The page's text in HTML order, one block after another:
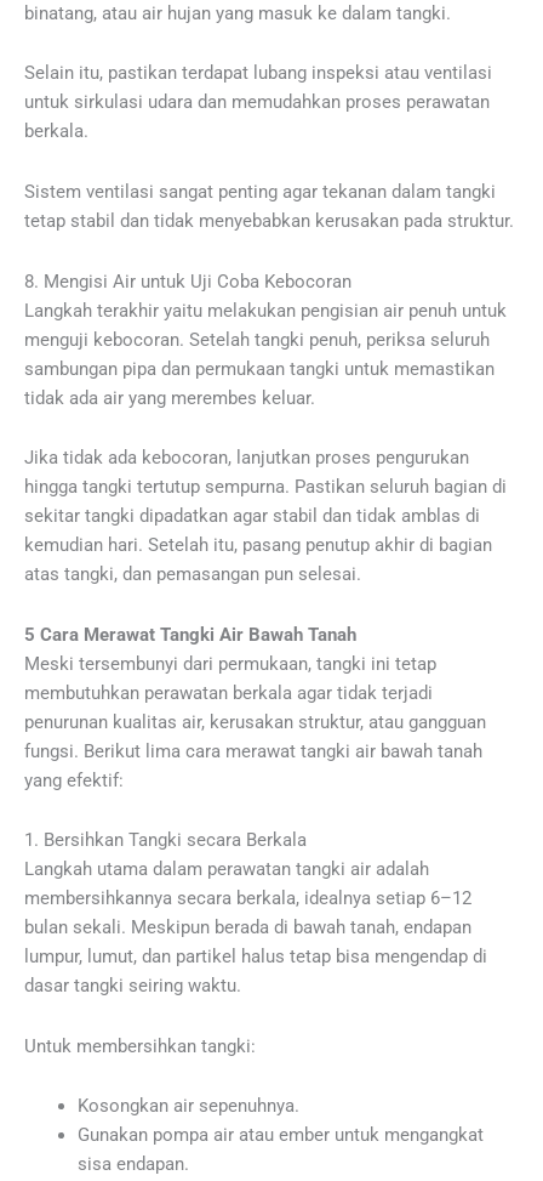
binatang, atau air hujan yang masuk ke dalam tangki.
Selain itu, pastikan terdapat lubang inspeksi atau ventilasi
untuk sirkulasi udara dan memudahkan proses perawatan
berkala.
Sistem ventilasi sangat penting agar tekanan dalam tangki
tetap stabil dan tidak menyebabkan kerusakan pada struktur.
8. Mengisi Air untuk Uji Coba Kebocoran
Langkah terakhir yaitu melakukan pengisian air penuh untuk
menguji kebocoran. Setelah tangki penuh, periksa seluruh
sambungan pipa dan permukaan tangki untuk memastikan
tidak ada air yang merembes keluar.
Jika tidak ada kebocoran, lanjutkan proses pengurukan
hingga tangki tertutup sempurna. Pastikan seluruh bagian di
sekitar tangki dipadatkan agar stabil dan tidak amblas di
kemudian hari. Setelah itu, pasang penutup akhir di bagian
atas tangki, dan pemasangan pun selesai.
5 Cara Merawat Tangki Air Bawah Tanah
Meski tersembunyi dari permukaan, tangki ini tetap
membutuhkan perawatan berkala agar tidak terjadi
penurunan kualitas air, kerusakan struktur, atau gangguan
fungsi. Berikut lima cara merawat tangki air bawah tanah
yang efektif:
1. Bersihkan Tangki secara Berkala
Langkah utama dalam perawatan tangki air adalah
membersihkannya secara berkala, idealnya setiap 6–12
bulan sekali. Meskipun berada di bawah tanah, endapan
lumpur, lumut, dan partikel halus tetap bisa mengendap di
dasar tangki seiring waktu.
Untuk membersihkan tangki:
Kosongkan air sepenuhnya.
Gunakan pompa air atau ember untuk mengangkat
sisa endapan.